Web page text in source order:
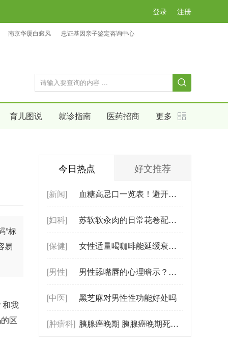
登录 注册
南京华厦白癜风
忠证基因亲子鉴定咨询中心
育儿图说 就诊指南 医药招商 更多
”标
易
我
区
今日热点 好文推荐
[新闻] 血糖高忌口一览表！避开这些食物，轻松
[妇科] 苏软软汆肉的日常花卷配方（家庭版做法
[保健] 女性适量喝咖啡能延缓衰老吗？真相是什
[男性] 男性舔嘴唇的心理暗示？舔嘴唇背后的情
[中医] 黑芝麻对男性性功能好处吗
[肿瘤科] 胰腺癌晚期 胰腺癌晚期死前有哪些症状